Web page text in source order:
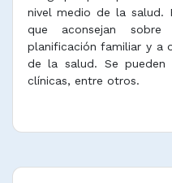
nivel medio de la salud.
que aconsejan
planificación familiar y a
de la salud. Se pueden
clínicas, entre otros.